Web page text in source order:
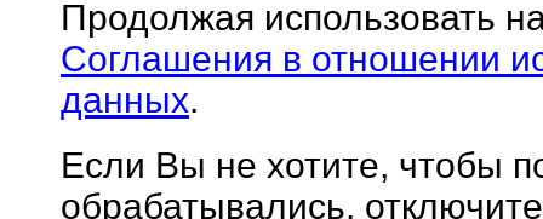
Продолжая использовать
Соглашения в отношении
данных.
Если Вы не хотите, чтобы
обрабатывались,